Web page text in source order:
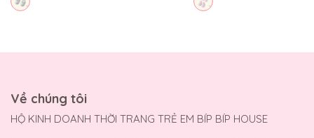
Về chúng tôi
HỘ KINH DOANH THỜI TRANG TRẺ EM BÍP BÍP HOUSE